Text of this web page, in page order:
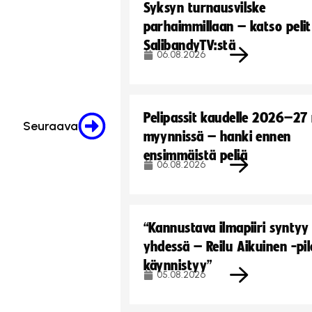
Seuraava
Syksyn turnausvilske
parhaimmillaan – katso pelit
SalibandyTV:stä
06.08.2026
Pelipassit kaudelle
myynnissä – hanki ennen
ensimmäistä peliä
06.08.2026
“Kannustava ilmapiiri syntyy
yhdessä – Reilu Aikuinen -
käynnistyy”
05.08.2026